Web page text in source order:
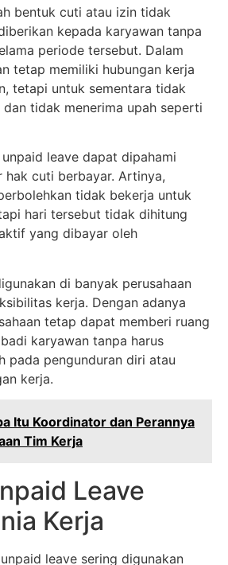
bentuk cuti atau izin tidak
kepada karyawan tanpa
periode tersebut. Dalam
tetap memiliki hubungan kerja
tetapi untuk sementara tidak
dan tidak menerima upah seperti
leave dapat dipahami
hak cuti berbayar. Artinya,
tidak bekerja untuk
hari tersebut tidak dihitung
yang dibayar oleh
di banyak perusahaan
kerja. Dengan adanya
tetap dapat memberi ruang
karyawan tanpa harus
pada pengunduran diri atau
kerja.
Itu Koordinator dan Perannya
Tim Kerja
Leave
Kerja
leave sering digunakan